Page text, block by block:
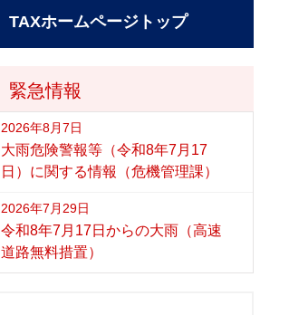
緊急情報
2026年8月7日
大雨危険警報等（令和8年7月17
日）に関する情報（危機管理課）
2026年7月29日
令和8年7月17日からの大雨（高速
道路無料措置）
TAXホームページトップ